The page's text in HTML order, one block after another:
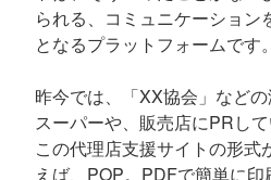
られる、コミュニケーション
となるプラットフォームです。
昨今では、「XX協会」など
スーパーや、販売店にPRして
この代理店支援サイトの形式
えば、POP。PDFで簡単に